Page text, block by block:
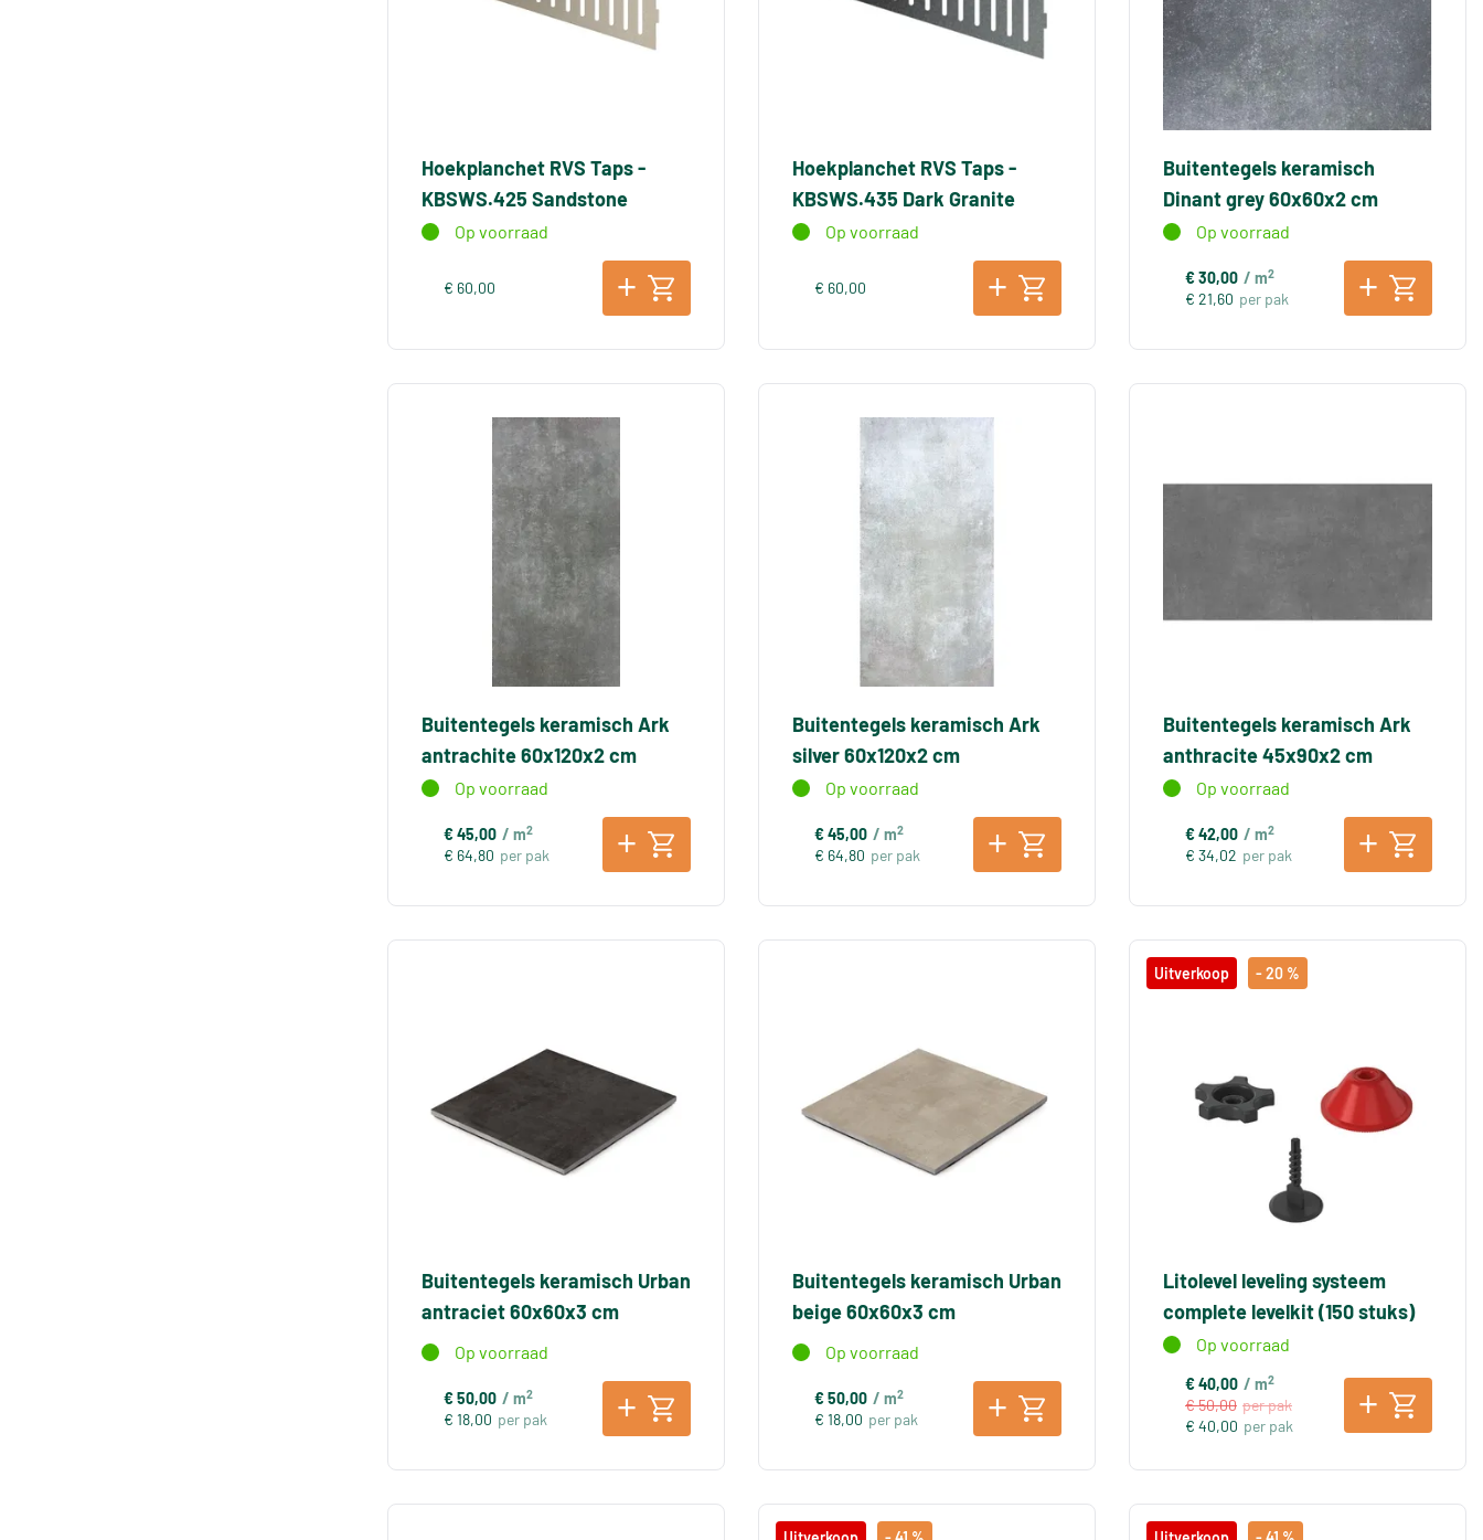
Hoekplanchet RVS Taps -
KBSWS.425 Sandstone
Op voorraad
€ 60,00
Hoekplanchet RVS Taps -
KBSWS.435 Dark Granite
Op voorraad
€ 60,00
Buitentegels keramisch
Dinant grey 60x60x2 cm
Op voorraad
€ 30,00 / m2
€ 21,60 per pak
Buitentegels keramisch Ark
antrachite 60x120x2 cm
Op voorraad
€ 45,00 / m2
€ 64,80 per pak
Buitentegels keramisch Ark
silver 60x120x2 cm
Op voorraad
€ 45,00 / m2
€ 64,80 per pak
Buitentegels keramisch Ark
anthracite 45x90x2 cm
Op voorraad
€ 42,00 / m2
€ 34,02 per pak
Buitentegels keramisch Urban
antraciet 60x60x3 cm
Op voorraad
€ 50,00 / m2
€ 18,00 per pak
Buitentegels keramisch Urban
beige 60x60x3 cm
Op voorraad
€ 50,00 / m2
€ 18,00 per pak
Uitverkoop - 20 %
Litolevel leveling systeem
complete levelkit (150 stuks)
Op voorraad
€ 40,00 / m2
€ 50,00 per pak
€ 40,00 per pak